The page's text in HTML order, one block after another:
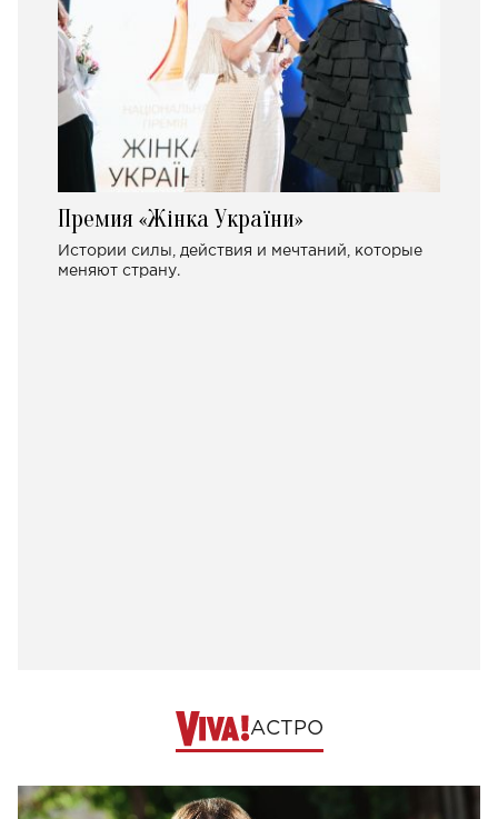
Премия «Жінка України»
Истории силы, действия и мечтаний, которые
меняют страну.
АСТРО